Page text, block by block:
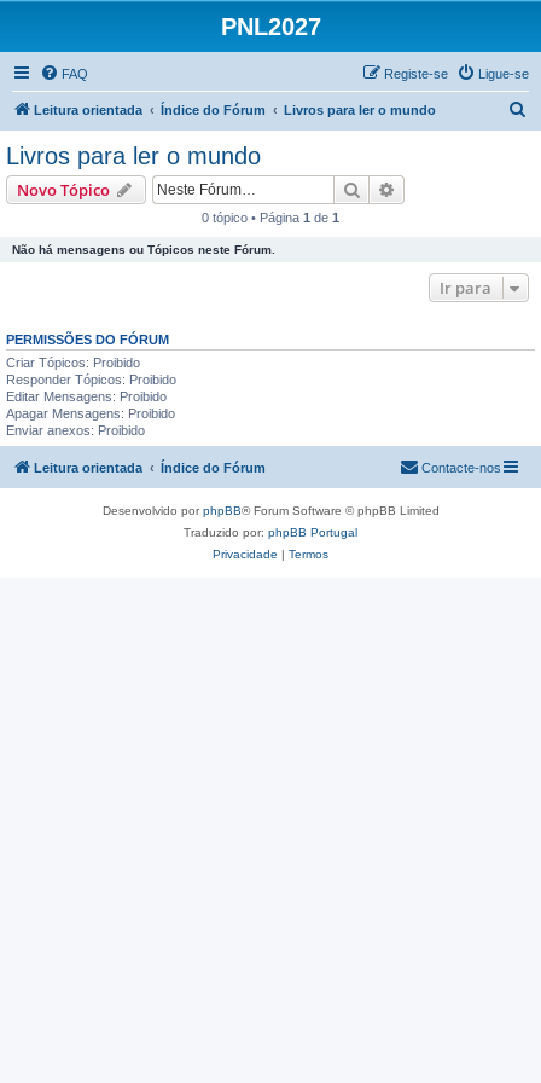
PNL2027
FAQ Ligue-se
Registe-se
Leitura orientada Índice do Fórum Livros para ler o mundo
Livros para ler o mundo
Novo Tópico Pesquisar
0 tópico • Página 1 de 1
Não há mensagens ou Tópicos neste Fórum.
Ir para
PERMISSÕES DO FÓRUM
Criar Tópicos: Proibido
Responder Tópicos: Proibido
Editar Mensagens: Proibido
Apagar Mensagens: Proibido
Enviar anexos: Proibido
Leitura orientada Índice do Fórum Contacte-nos
Desenvolvido porphpBB® Forum Software © phpBB Limited
Traduzido por: phpBB Portugal
Privacidade | Termos